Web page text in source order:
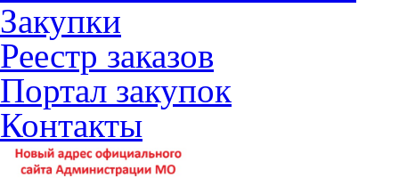
Закупки
Реестр заказов
Портал закупок
Контакты